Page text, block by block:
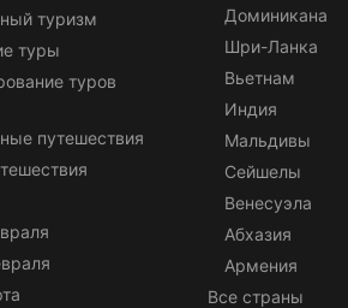
туризм
туры
туров
путешествия
Доминикана
Шри-Ланка
Вьетнам
Индия
Мальдивы
Сейшелы
Венесуэла
Абхазия
Армения
Все страны